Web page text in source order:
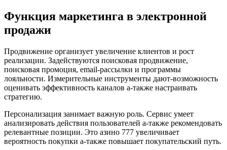
Функция маркетинга в электронной
продажи
Продвижение организует увеличение клиентов и рост
реализации. Задействуются поисковая продвижение,
поисковая промоция, email-рассылки и программы
лояльности. Измерительные инструменты дают-возможность
оценивать эффективность каналов а-также настраивать
стратегию.
Персонализация занимает важную роль. Сервис умеет
анализировать действия пользователей а-также рекомендовать
релевантные позиции. Это азино 777 увеличивает
вероятность покупки а-также повышает покупательский путь.